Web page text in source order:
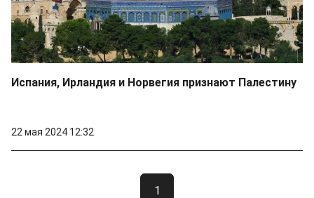
Испания, Ирландия и Норвегия признают Палестину
22 мая 2024 12:32
1